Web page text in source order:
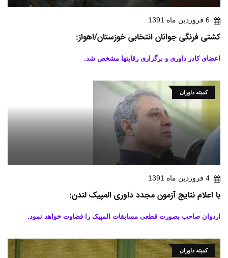
6 فروردين ماه 1391
کشتی فرنگی جوانان انتخابی خوزستان/اهواز:
اعضای کادر داوری و برگزاری رقابتها مشخص شد.
کمیته داوران
4 فروردين ماه 1391
با اعلام نتایج آزمون مجدد داوری المپیک لندن:
اردوان صاحب بصورت قطعی مسابقات المپیک را قضاوت خواهد نمود.
کمیته داوران